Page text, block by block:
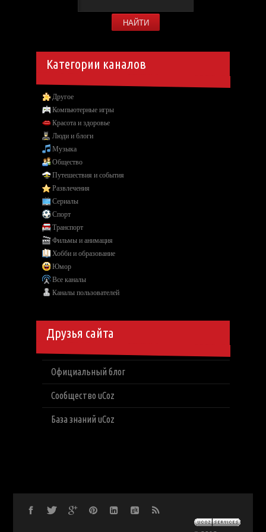
Категории каналов
Другое
Компьютерные игры
Красота и здоровье
Люди и блоги
Музыка
Общество
Путешествия и события
Развлечения
Сериалы
Спорт
Транспорт
Фильмы и анимация
Хобби и образование
Юмор
Все каналы
Каналы пользователей
Друзья сайта
Официальный блог
Сообщество uCoz
База знаний uCoz